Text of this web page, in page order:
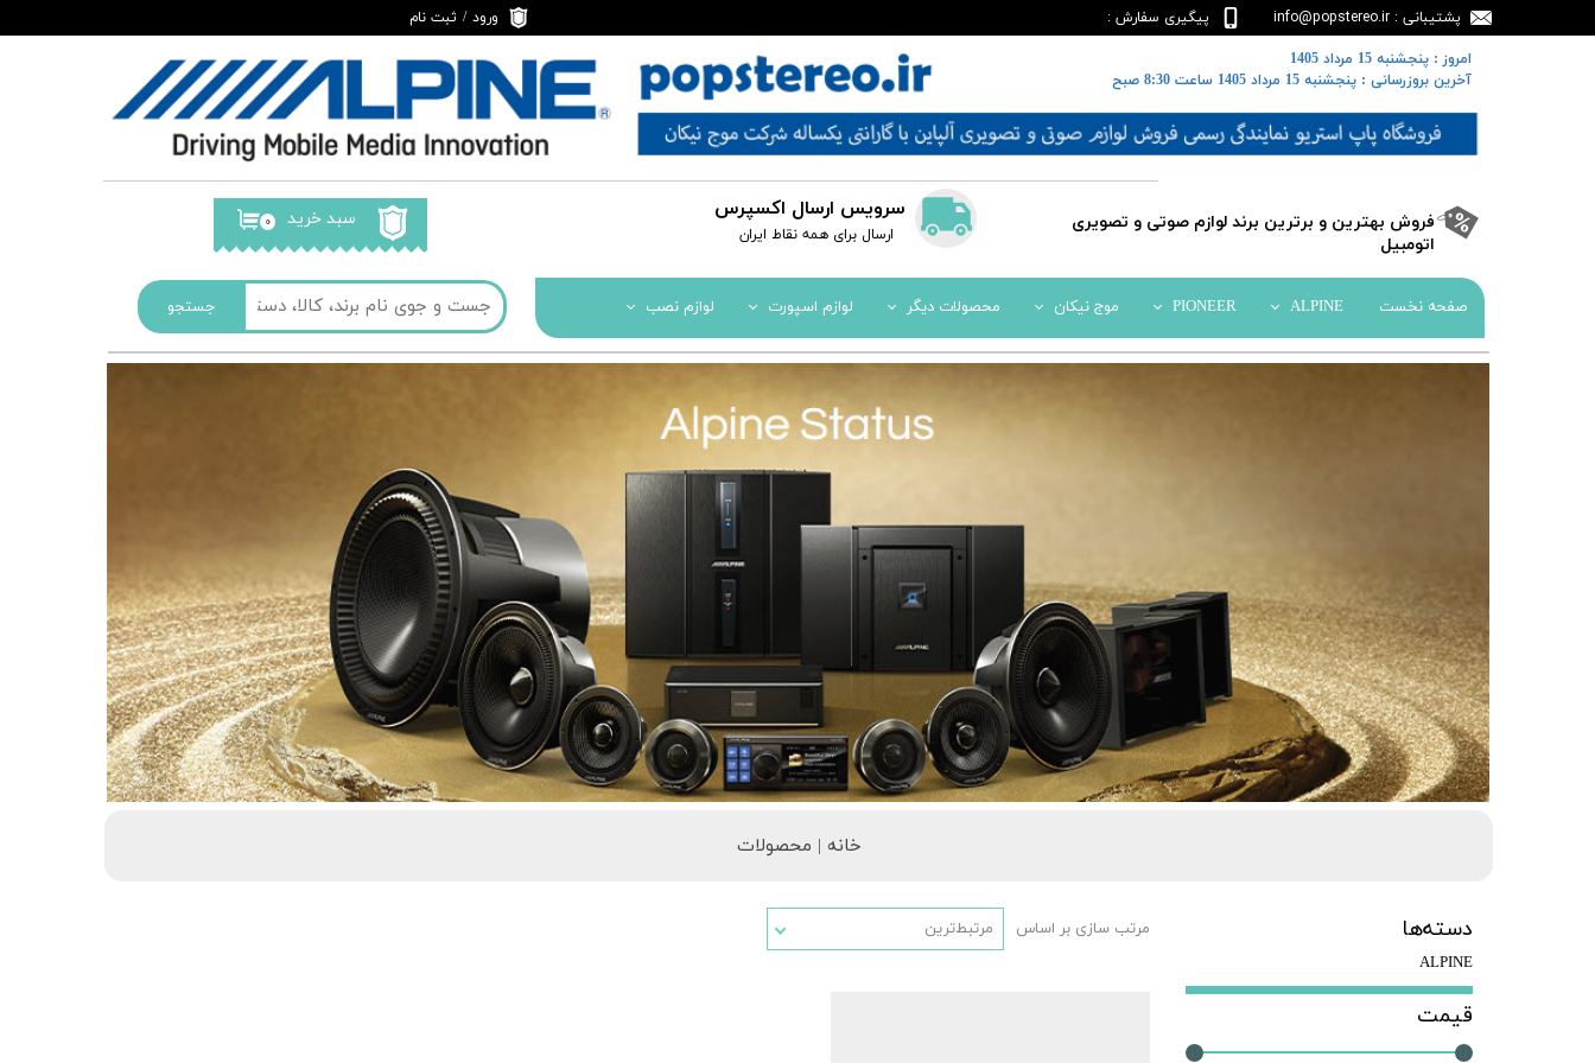
جستجو
سرویس ارسال اکسپرس
​​ارسال برای همه نقاط ایران
پشتیبانی : info@popstereo.ir
پیگیری سفارش :
02188457837
ورود / ثبت نام
تغییر گذر واژه
سفارشات
خروج از حساب
۰ سبد خرید
​فروش بهترین و برترین برند لوازم صوتی و تصویری
اتومبیل​​​​​​​
صفحه نخست ALPINE
چنجر ALPINE
ساب ووفر ALPINE
کامپوننت ALPINE
اسپیکر ALPINE
PIONEER موج نیکان محصولات دیگر لوازم اسپورت لوازم نصب
​​امروز : پنجشنبه 15 مرداد 1405
​​​​​​​آخرین بروزرسانی : پنجشنبه 15 مرداد 1405 ساعت 8:30 صبح
خانه | محصولات
دسته‌ها
ALPINE
قیمت
مرتب سازی بر اساس مرتبط‌ترین